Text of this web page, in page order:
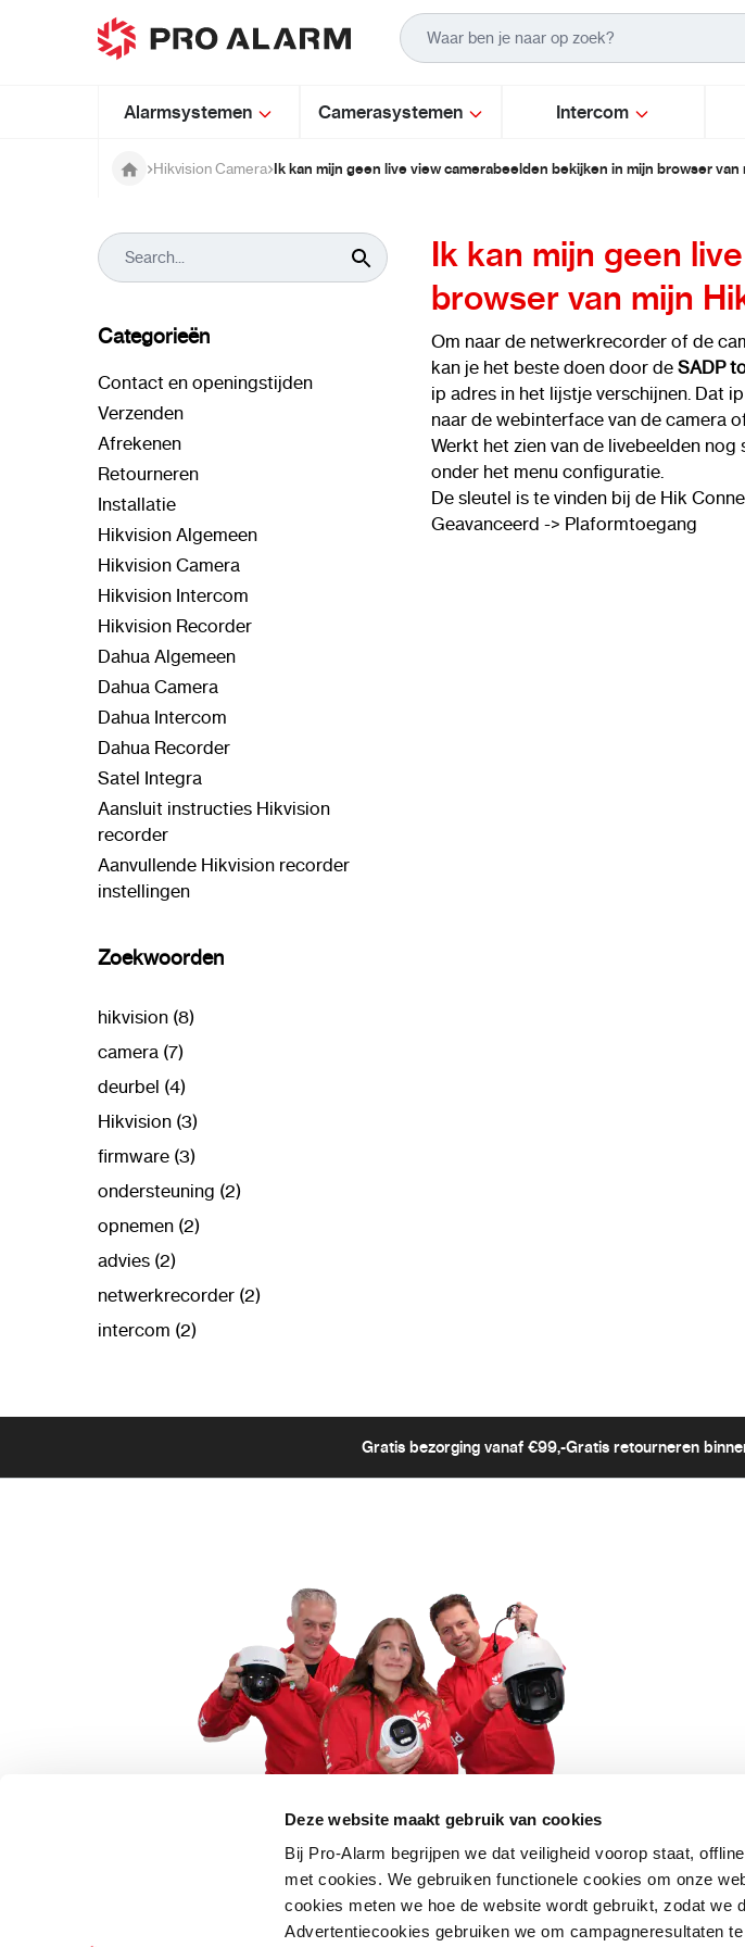
Deze website maakt gebruik van cookies
Bij Pro-Alarm begrijpen we dat veiligheid voorop staat,
met cookies. We gebruiken functionele cookies om onze
cookies meten we hoe de website wordt gebruikt, zodat we
Advertentiecookies gebruiken we om campagneresultaten
Ga naar de inhoud
Alarmsystemen Camerasystemen Intercom
Hikvision Camera Ik kan mijn geen live view camerabeelden bekijken in mijn browser
Ik kan mijn geen
browser van mijn
Om naar de netwerkrecorder of de
kan je het beste doen door de SADP
ip adres in het lijstje verschijnen. Dat
naar de webinterface van de camera
Werkt het zien van de livebeelden
onder het menu configuratie.
De sleutel is te vinden bij de Hik
Geavanceerd -> Plaformtoegang
Categorieën
Contact en openingstijden
Verzenden
Afrekenen
Retourneren
Installatie
Hikvision Algemeen
Hikvision Camera
Hikvision Intercom
Hikvision Recorder
Dahua Algemeen
Dahua Camera
Dahua Intercom
Dahua Recorder
Satel Integra
Aansluit instructies Hikvision
recorder
Aanvullende Hikvision recorder
instellingen
Zoekwoorden
hikvision (8)
camera (7)
deurbel (4)
Hikvision (3)
firmware (3)
ondersteuning (2)
opnemen (2)
advies (2)
netwerkrecorder (2)
intercom (2)
Gratis bezorging vanaf €99,-Gratis retourneren
5 euro korting op je aankoop?
Schrijf je direct in voor onze nieuwsbrief en